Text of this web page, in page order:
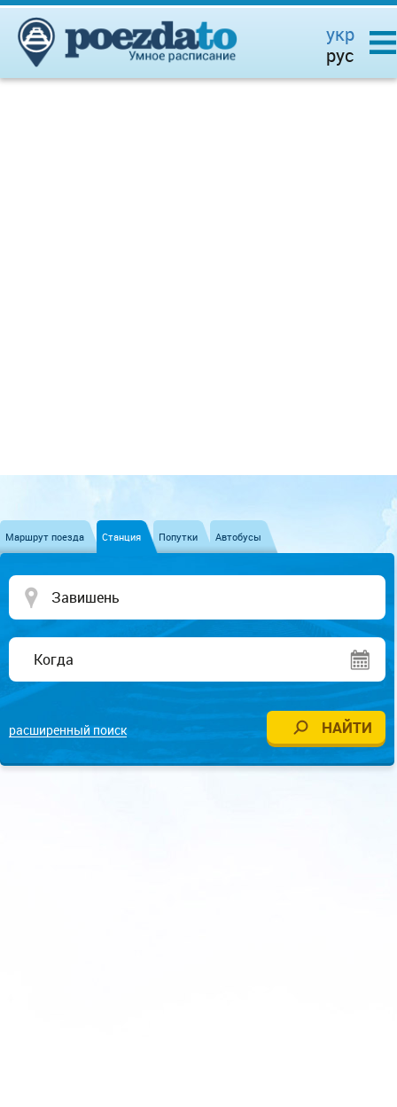
укр
рус
Маршрут поезда Станция Попутки Автобусы
расширенный поиск